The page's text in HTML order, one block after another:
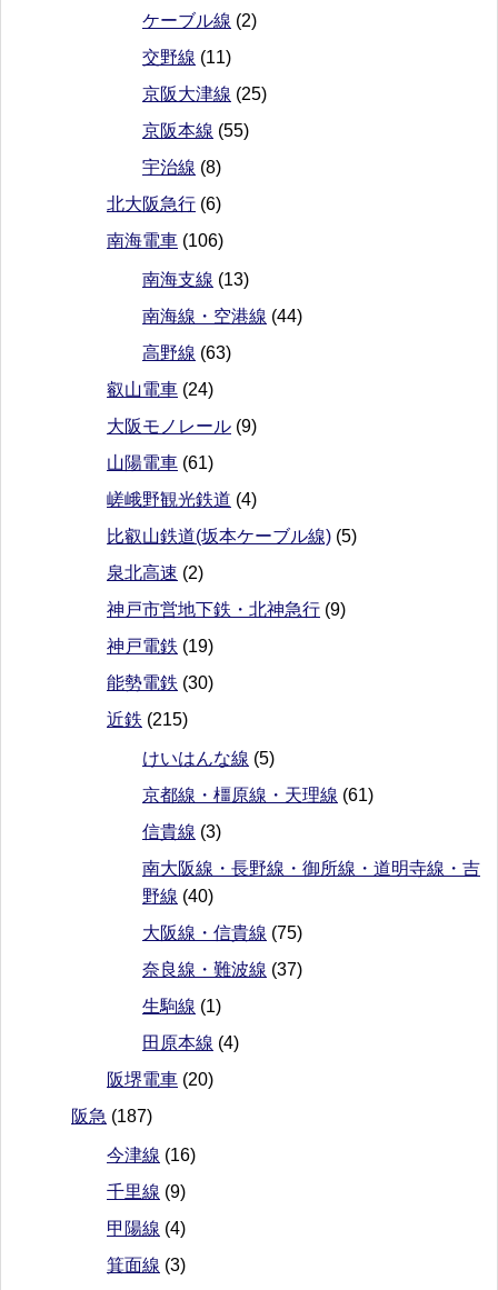
ケーブル線 (2)
交野線 (11)
京阪大津線 (25)
京阪本線 (55)
宇治線 (8)
北大阪急行 (6)
南海電車 (106)
南海支線 (13)
南海線・空港線 (44)
高野線 (63)
叡山電車 (24)
大阪モノレール (9)
山陽電車 (61)
嵯峨野観光鉄道 (4)
比叡山鉄道(坂本ケーブル線) (5)
泉北高速 (2)
神戸市営地下鉄・北神急行 (9)
神戸電鉄 (19)
能勢電鉄 (30)
近鉄 (215)
けいはんな線 (5)
京都線・橿原線・天理線 (61)
信貴線 (3)
南大阪線・長野線・御所線・道明寺線・吉
野線 (40)
大阪線・信貴線 (75)
奈良線・難波線 (37)
生駒線 (1)
田原本線 (4)
阪堺電車 (20)
阪急 (187)
今津線 (16)
千里線 (9)
甲陽線 (4)
箕面線 (3)